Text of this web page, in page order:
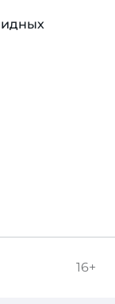
16+